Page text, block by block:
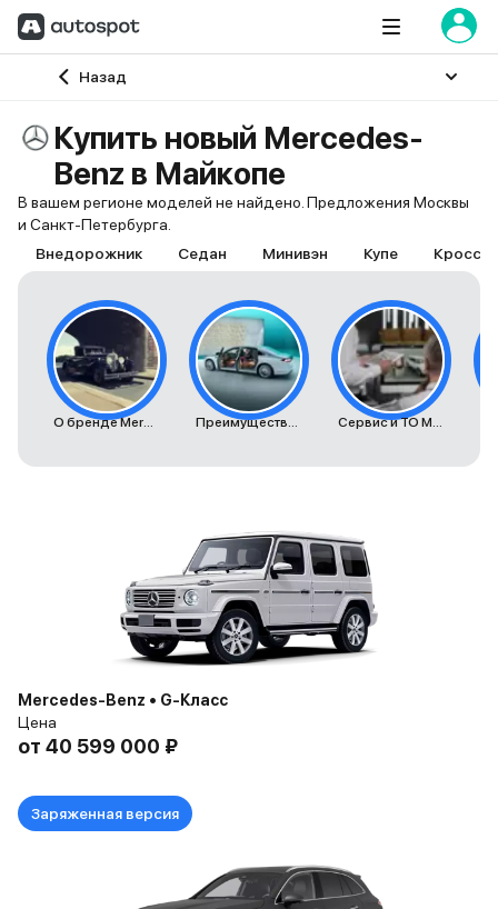
Назад
Главная
Купить новый Mercedes-
Benz в Майкопе
В вашем регионе моделей не найдено. Предложения Москвы
и Санкт-Петербурга.
Внедорожник
Седан Минивэн Купе
О бренде Mercedes-Benz Преимущества автомобилей Mercedes-Benz Сервис и ТО Mercedes-Benz
Mercedes-Benz • G-Класс
Цена
от 40 599 000 ₽
Заряженная версия